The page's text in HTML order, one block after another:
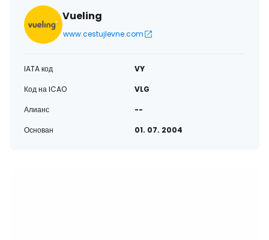
Vueling
www.cestujlevne.com
IATA код
VY
Код на ICAO
VLG
Алианс
--
Основан
01. 07. 2004